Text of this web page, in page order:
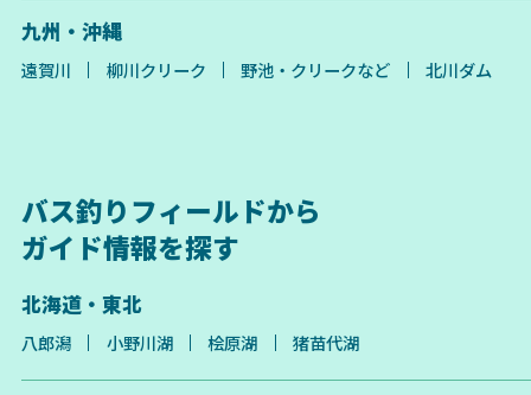
九州・沖縄
遠賀川 柳川クリーク 野池・クリークなど 北川ダム
バス釣りフィールドから
ガイド情報を探す
北海道・東北
八郎潟 小野川湖 桧原湖 猪苗代湖